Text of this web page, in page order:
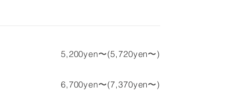
5,200yen〜(5,720yen〜)
6,700yen〜(7,370yen〜)